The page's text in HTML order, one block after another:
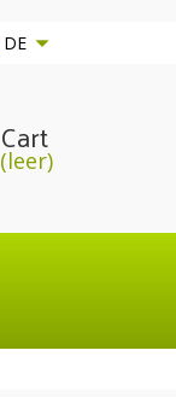
DE
Cart
(leer)